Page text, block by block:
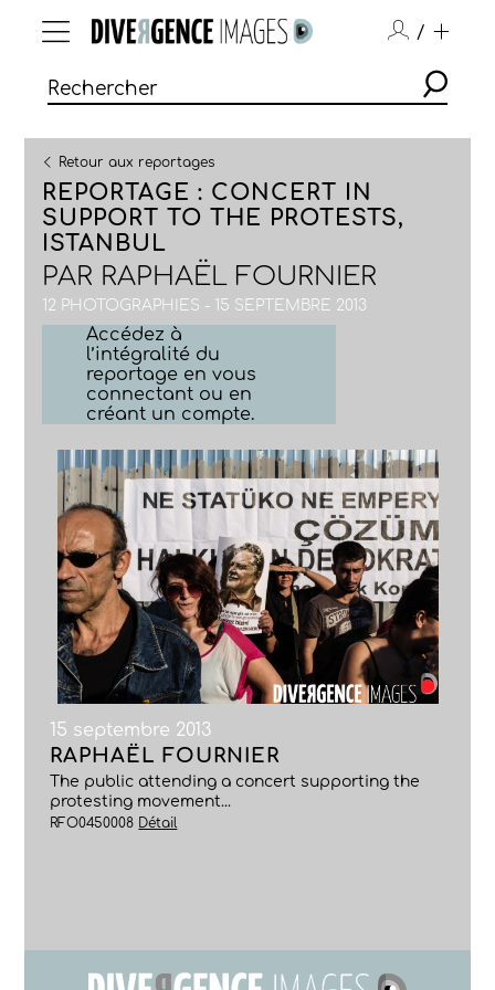
/
Retour aux reportages
REPORTAGE : CONCERT IN
SUPPORT TO THE PROTESTS,
ISTANBUL
PAR RAPHAËL FOURNIER
12 PHOTOGRAPHIES - 15 SEPTEMBRE 2013
Accédez à
l’intégralité du
reportage en vous
connectant ou en
créant un compte.
15 septembre 2013
RAPHAËL FOURNIER
The public attending a concert supporting the
protesting movement...
RFO0450008 Détail